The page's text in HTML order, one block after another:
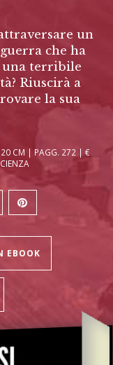
un
che ha
una terribile
Riuscirà a
la sua
20 CM | PAGG. 272 | €
EBOOK